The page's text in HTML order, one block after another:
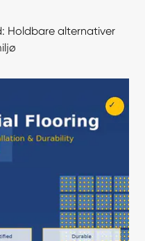
Holdbare alternativer